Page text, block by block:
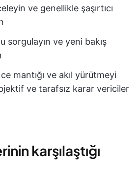
ve genellikle şaşırtıcı
sorgulayın ve yeni bakış
mantığı ve akıl yürütmeyi
ve tarafsız karar vericiler
karşılaştığı